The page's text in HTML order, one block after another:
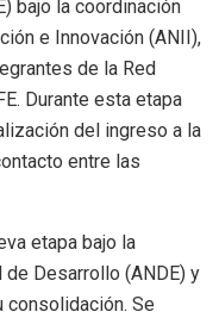
bajo la coordinación
e Innovación (ANII),
de la Red
Durante esta etapa
del ingreso a la
entre las
etapa bajo la
Desarrollo (ANDE) y
consolidación. Se